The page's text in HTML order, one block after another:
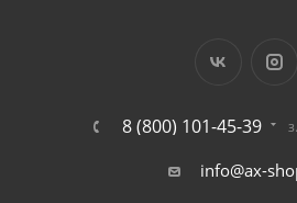
8 (800) 101-45-39
info@ax-